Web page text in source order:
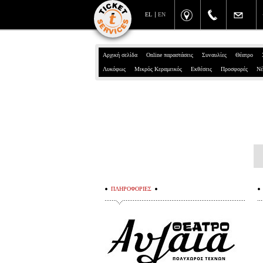
EN
EL
Αρχική σελίδα Online παραστάσεις Συναυλίες Θέατρο
Λυκόφως Μικρός Κεραμεικός Εκθέσεις Προσφορές
ΠΛΗΡΟΦΟΡΙΕΣ